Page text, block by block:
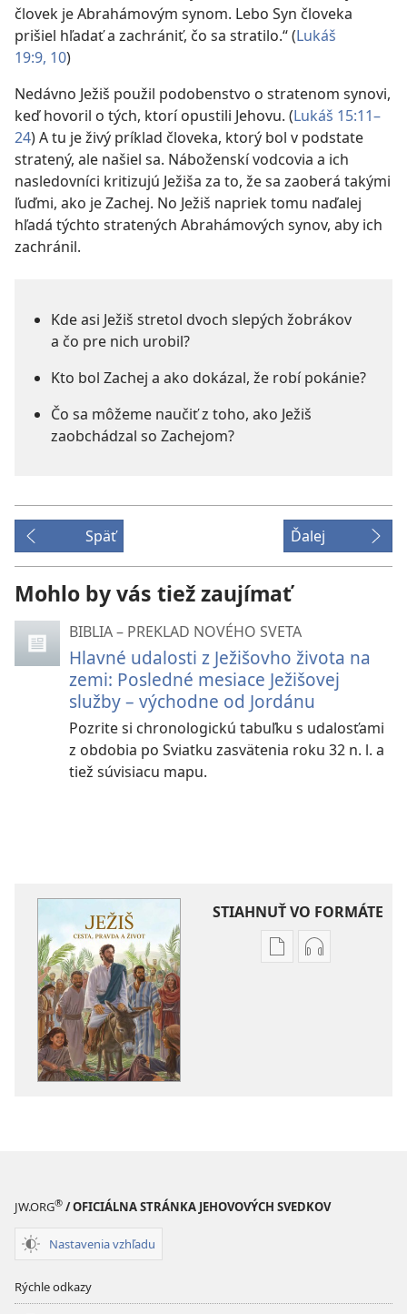
človek je Abrahámovým synom. Lebo Syn človeka
prišiel hľadať a zachrániť, čo sa stratilo.“ (Lukáš
19:9, 10)
Nedávno Ježiš použil podobenstvo o stratenom synovi,
keď hovoril o tých, ktorí opustili Jehovu. (Lukáš 15:11–
24) A tu je živý príklad človeka, ktorý bol v podstate
stratený, ale našiel sa. Náboženskí vodcovia a ich
nasledovníci kritizujú Ježiša za to, že sa zaoberá takými
ľuďmi, ako je Zachej. No Ježiš napriek tomu naďalej
hľadá týchto stratených Abrahámových synov, aby ich
zachránil.
Kde asi Ježiš stretol dvoch slepých žobrákov
a čo pre nich urobil?
Kto bol Zachej a ako dokázal, že robí pokánie?
Čo sa môžeme naučiť z toho, ako Ježiš
zaobchádzal so Zachejom?
Späť Ďalej
Mohlo by vás tiež zaujímať
BIBLIA – PREKLAD NOVÉHO SVETA
Hlavné udalosti z Ježišovho života na
zemi: Posledné mesiace Ježišovej
služby – východne od Jordánu
Pozrite si chronologickú tabuľku s udalosťami
z obdobia po Sviatku zasvätenia roku 32 n. l. a
tiež súvisiacu mapu.
STIAHNUŤ VO FORMÁTE
MožnostiMožnosti
JW.ORG® / OFICIÁLNA STRÁNKA JEHOVOVÝCH SVEDKOV
Nastavenia vzhľadu
Rýchle odkazy